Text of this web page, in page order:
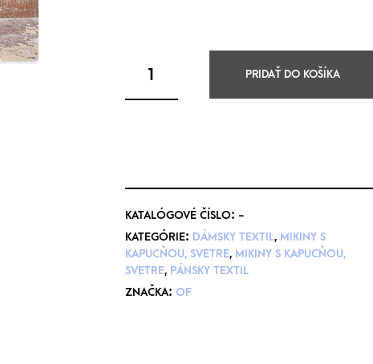
PRIDAŤ DO KOŠÍKA
KATALÓGOVÉ ČÍSLO: -
KATEGÓRIE: DÁMSKY TEXTIL, MIKINY S
KAPUCŇOU, SVETRE, MIKINY S KAPUCŇOU,
SVETRE, PÁNSKY TEXTIL
ZNAČKA: OF